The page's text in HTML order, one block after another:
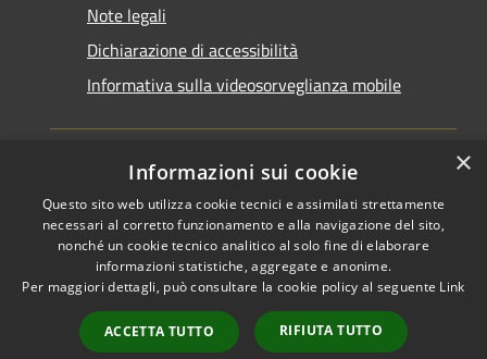
Note legali
Dichiarazione di accessibilità
Informativa sulla videosorveglianza mobile
RSS
Accessibilità
Cookie
Mappa del sito
Area riservata del
Copyright © 2026 • Comune di
Taranto • Powered by
Municipium•Accesso
redazione
×
Informazioni sui cookie
Questo sito web utilizza cookie tecnici e assimilati strettamente
necessari al corretto funzionamento e alla navigazione del sito,
nonché un cookie tecnico analitico al solo fine di elaborare
informazioni statistiche, aggregate e anonime.
Per maggiori dettagli, può consultare la cookie policy al seguente Link
ACCETTA TUTTO RIFIUTA TUTTO